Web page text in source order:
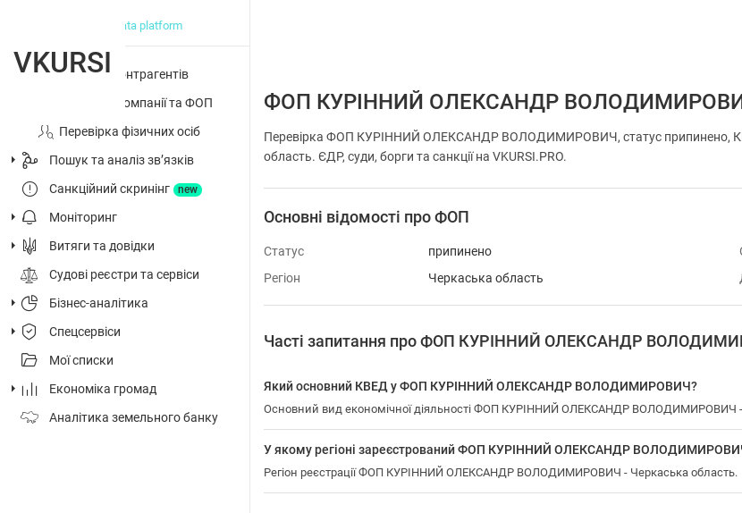
big data platform
Перевірка контрагентів
Досьє на компанії та ФОП
Перевірка фізичних осіб
Пошук та аналіз звʼязків
Санкційний скринінг
new
Моніторинг
Витяги та довідки
Судові реєстри та сервіси
Бізнес-аналітика
Спецсервіси
Мої списки
Економіка громад
Аналітика земельного банку
ФОП КУРІННИЙ ОЛЕКСАНДР
Перевірка ФОП КУРІННИЙ ОЛЕКСАНДР ВОЛОДИМИРОВИЧ, статус припинено,
область. ЄДР, суди, борги та санкції на VKURSI.PRO.
Основні відомості про ФОП
Статус припинено
Регіон
Черкаська область
Часті запитання про ФОП КУРІННИЙ ОЛЕКСАНДР
Який основний КВЕД у ФОП КУРІННИЙ ОЛЕКСАНДР ВОЛОДИМИРОВИЧ?
Основний вид економічної діяльності ФОП КУРІННИЙ ОЛЕКСАНДР ВОЛОДИМИРОВИЧ -
У якому регіоні зареєстрований ФОП КУРІННИЙ ОЛЕКСАНДР
Регіон реєстрації ФОП КУРІННИЙ ОЛЕКСАНДР ВОЛОДИМИРОВИЧ - Черкаська область.
VKURSI